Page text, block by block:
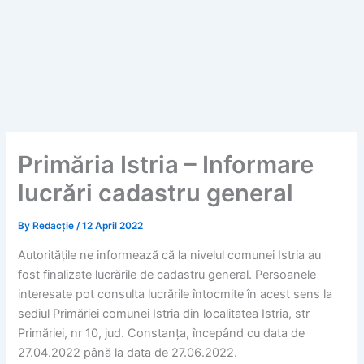
Primăria Istria – Informare
lucrări cadastru general
By Redacție/12 April 2022
Autoritățile ne informează că la nivelul comunei Istria au
fost finalizate lucrările de cadastru general. Persoanele
interesate pot consulta lucrările întocmite în acest sens la
sediul Primăriei comunei Istria din localitatea Istria, str
Primăriei, nr 10, jud. Constanța, începând cu data de
27.04.2022 până la data de 27.06.2022.